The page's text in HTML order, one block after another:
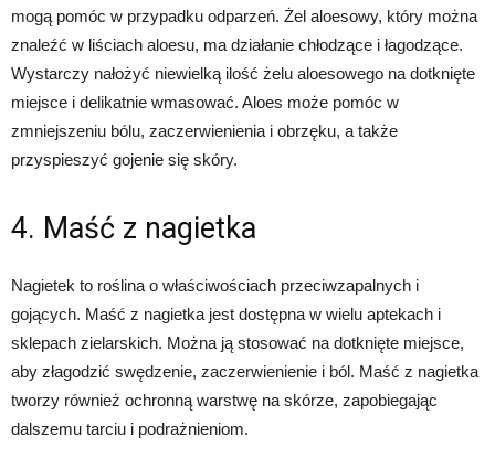
mogą pomóc w przypadku odparzeń. Żel aloesowy, który można
znaleźć w liściach aloesu, ma działanie chłodzące i łagodzące.
Wystarczy nałożyć niewielką ilość żelu aloesowego na dotknięte
miejsce i delikatnie wmasować. Aloes może pomóc w
zmniejszeniu bólu, zaczerwienienia i obrzęku, a także
przyspieszyć gojenie się skóry.
4. Maść z nagietka
Nagietek to roślina o właściwościach przeciwzapalnych i
gojących. Maść z nagietka jest dostępna w wielu aptekach i
sklepach zielarskich. Można ją stosować na dotknięte miejsce,
aby złagodzić swędzenie, zaczerwienienie i ból. Maść z nagietka
tworzy również ochronną warstwę na skórze, zapobiegając
dalszemu tarciu i podrażnieniom.